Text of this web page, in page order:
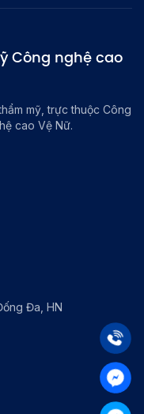
Công nghệ cao
mỹ, trực thuộc Công
cao Vệ Nữ.
Đa, HN